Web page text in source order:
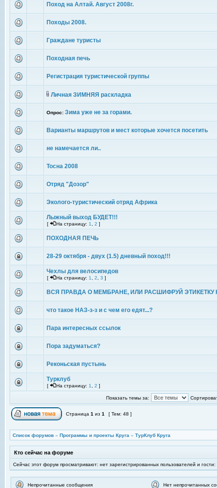
Поход на Алтай. Август 2008г.
Походы 2008.
Граждане туристы
Походная печь
Регистрация туристической группы
Личная ЗИМНЯЯ раскладка
Опрос: Зима уже не за горами.
Варианты маршрутов и мест которые хочется посетить
не намечается ли..
Тосна 2008
Отряд "Дозор"
Эколого-туристический отряд Африка
Лыжный выход БУДЕТ!!!
[ На страницу: 1 2 ]
ПОХОДНАЯ ПЕЧЬ
28-29 октября - двух (1.5) дневный поход!!!
Чехлы для велосипедов
[ На страницу: 1 2 3 ]
ВСЯ ПРАВДА О МЕМБРАНЕ, ИЛИ РАСШИФРУЙ ЭТИКЕТКУ
что такое НАЗ-з-з и с чем его едят...?
Пара интересных ссылок
Пора задуматься?
Реконьская пустынь
Турклуб
[ На страницу: 1 2 ]
Показать темы за:
Страница 1 из 1 [ Тем: 48 ]
Список форумов » Программы и проекты Круга » ТурКлуб Круга
Кто сейчас на форуме
Сейчас этот форум просматривают: нет зарегистрированных пользователей и гости:
Непрочитанные сообщения Нет непрочитанных